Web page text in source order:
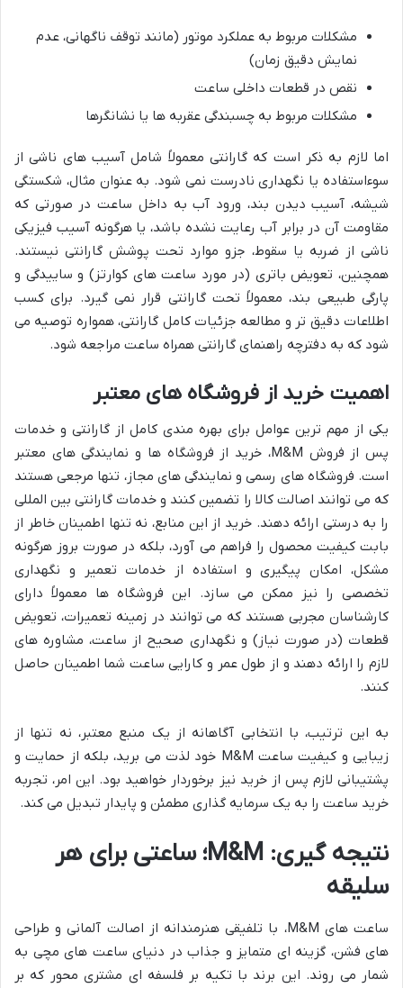
مشکلات مربوط به عملکرد موتور (مانند توقف ناگهانی، عدم
نمایش دقیق زمان)
نقص در قطعات داخلی ساعت
مشکلات مربوط به چسبندگی عقربه ها یا نشانگرها
اما لازم به ذکر است که گارانتی معمولاً شامل آسیب های ناشی از
سوءاستفاده یا نگهداری نادرست نمی شود. به عنوان مثال، شکستگی
شیشه، آسیب دیدن بند، ورود آب به داخل ساعت در صورتی که
مقاومت آن در برابر آب رعایت نشده باشد، یا هرگونه آسیب فیزیکی
ناشی از ضربه یا سقوط، جزو موارد تحت پوشش گارانتی نیستند.
همچنین، تعویض باتری (در مورد ساعت های کوارتز) و ساییدگی و
پارگی طبیعی بند، معمولاً تحت گارانتی قرار نمی گیرد. برای کسب
اطلاعات دقیق تر و مطالعه جزئیات کامل گارانتی، همواره توصیه می
شود که به دفترچه راهنمای گارانتی همراه ساعت مراجعه شود.
اهمیت خرید از فروشگاه های معتبر
یکی از مهم ترین عوامل برای بهره مندی کامل از گارانتی و خدمات
پس از فروش M&M، خرید از فروشگاه ها و نمایندگی های معتبر
است. فروشگاه های رسمی و نمایندگی های مجاز، تنها مرجعی هستند
که می توانند اصالت کالا را تضمین کنند و خدمات گارانتی بین المللی
را به درستی ارائه دهند. خرید از این منابع، نه تنها اطمینان خاطر از
بابت کیفیت محصول را فراهم می آورد، بلکه در صورت بروز هرگونه
مشکل، امکان پیگیری و استفاده از خدمات تعمیر و نگهداری
تخصصی را نیز ممکن می سازد. این فروشگاه ها معمولاً دارای
کارشناسان مجربی هستند که می توانند در زمینه تعمیرات، تعویض
قطعات (در صورت نیاز) و نگهداری صحیح از ساعت، مشاوره های
لازم را ارائه دهند و از طول عمر و کارایی ساعت شما اطمینان حاصل
کنند.
به این ترتیب، با انتخابی آگاهانه از یک منبع معتبر، نه تنها از
زیبایی و کیفیت ساعت M&M خود لذت می برید، بلکه از حمایت و
پشتیبانی لازم پس از خرید نیز برخوردار خواهید بود. این امر، تجربه
خرید ساعت را به یک سرمایه گذاری مطمئن و پایدار تبدیل می کند.
نتیجه گیری: M&M؛ ساعتی برای هر
سلیقه
ساعت های M&M، با تلفیقی هنرمندانه از اصالت آلمانی و طراحی
های فشن، گزینه ای متمایز و جذاب در دنیای ساعت های مچی به
شمار می روند. این برند با تکیه بر فلسفه ای مشتری محور که بر